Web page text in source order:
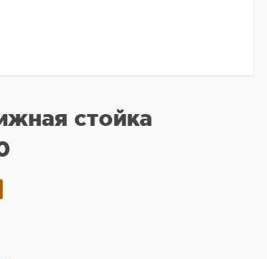
стойка